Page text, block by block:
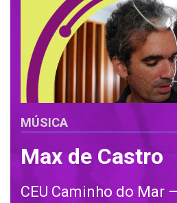
MÚSICA
Max de Castro
CEU Caminho do Mar